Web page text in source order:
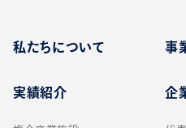
私たちについて
実績紹介
事
企